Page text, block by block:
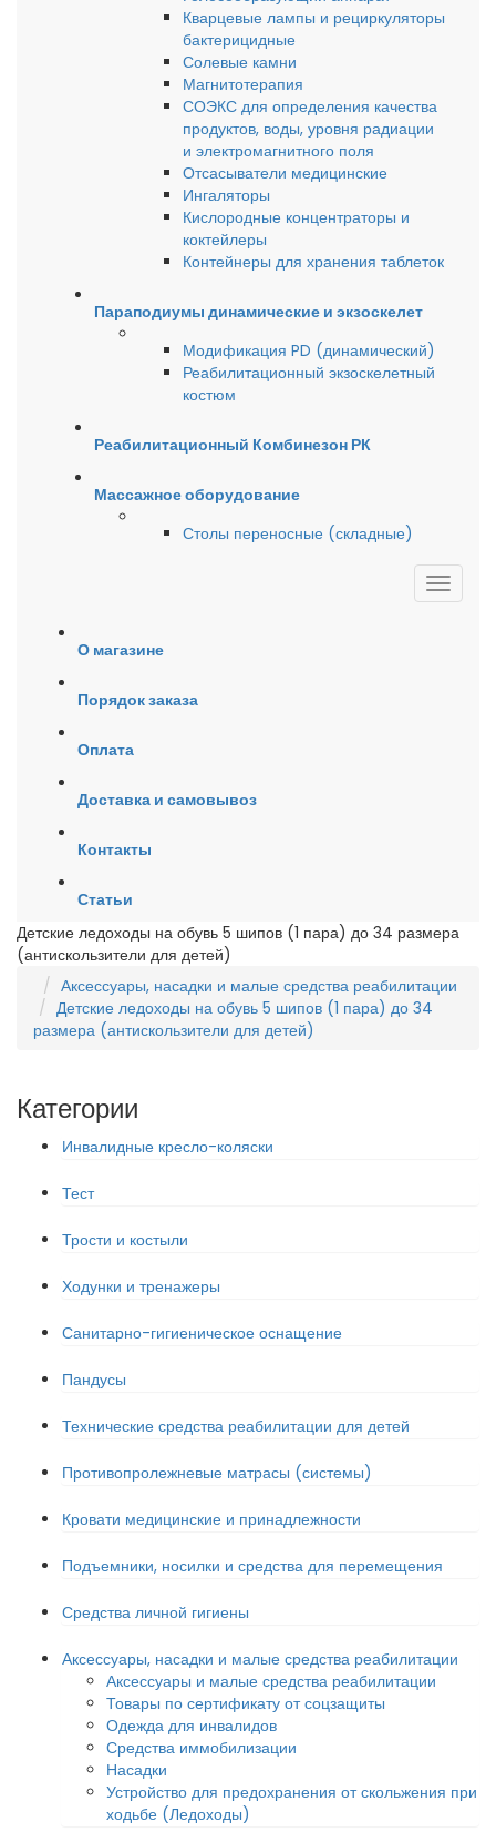
Кварцевые лампы и рециркуляторы
бактерицидные
Солевые камни
Магнитотерапия
СОЭКС для определения качества
продуктов, воды, уровня радиации
и электромагнитного поля
Отсасыватели медицинские
Ингаляторы
Кислородные концентраторы и
коктейлеры
Контейнеры для хранения таблеток
Параподиумы динамические и экзоскелет
Модификация PD (динамический)
Реабилитационный экзоскелетный
костюм
Реабилитационный Комбинезон РК
Массажное оборудование
Столы переносные (складные)
О магазине
Порядок заказа
Оплата
Доставка и самовывоз
Контакты
Статьи
Детские ледоходы на обувь 5 шипов (1 пара) до 34 размера
(антискользители для детей)
Аксессуары, насадки и малые средства реабилитации
Детские ледоходы на обувь 5 шипов (1 пара) до 34
размера (антискользители для детей)
Категории
Инвалидные кресло-коляски
Тест
Трости и костыли
Ходунки и тренажеры
Санитарно-гигиеническое оснащение
Пандусы
Технические средства реабилитации для детей
Противопролежневые матрасы (системы)
Кровати медицинские и принадлежности
Подъемники, носилки и средства для перемещения
Средства личной гигиены
Аксессуары, насадки и малые средства реабилитации
Аксессуары и малые средства реабилитации
Товары по сертификату от соцзащиты
Одежда для инвалидов
Средства иммобилизации
Насадки
Устройство для предохранения от скольжения при
ходьбе (Ледоходы)